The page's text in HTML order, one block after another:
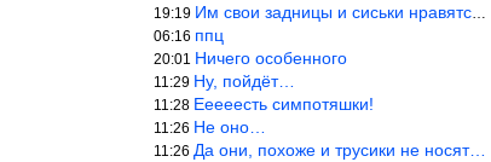
19:19 Им свои задницы и сиськи нравятся больше, чем нам, мужикам?
06:16 ппц
20:01 Ничего особенного
11:29 Ну, пойдёт…
11:28 Ееееесть симпотяшки!
11:26 Не оно…
11:26 Да они, похоже и трусики не носят…